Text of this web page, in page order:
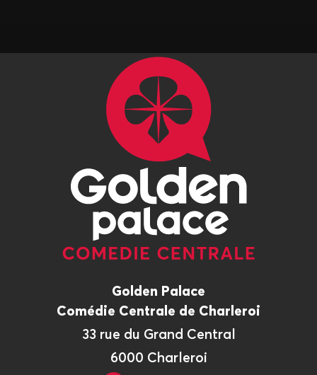
Golden Palace
Comédie Centrale de Charleroi
33 rue du Grand Central
6000 Charleroi